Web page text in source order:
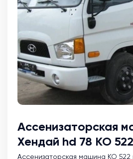
Ассенизаторская
Хендай hd 78 КО 522
Ассенизаторская машина KO